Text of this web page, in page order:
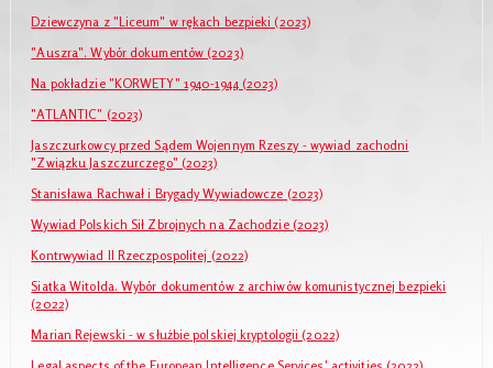
Dziewczyna z "Liceum" w rękach bezpieki (2023)
"Auszra". Wybór dokumentów (2023)
Na pokładzie "KORWETY" 1940-1944 (2023)
"ATLANTIC" (2023)
Jaszczurkowcy przed Sądem Wojennym Rzeszy - wywiad zachodni
"Związku Jaszczurczego" (2023)
Stanisława Rachwał i Brygady Wywiadowcze (2023)
Wywiad Polskich Sił Zbrojnych na Zachodzie (2023)
Kontrwywiad II Rzeczpospolitej (2022)
Siatka Witolda. Wybór dokumentów z archiwów komunistycznej bezpieki
(2022)
Marian Rejewski - w służbie polskiej kryptologii (2022)